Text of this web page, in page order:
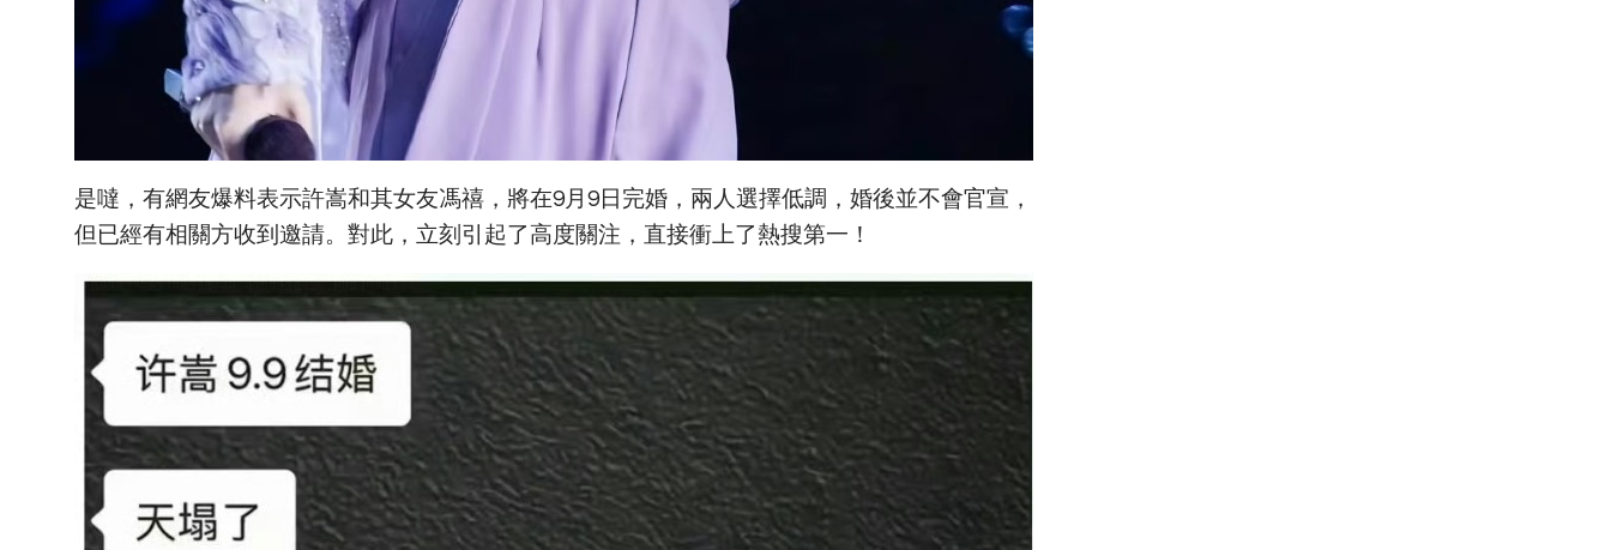
是噠，有網友爆料表示許嵩和其女友馮禧，將在9月9日完婚，兩人選擇低調，婚後並不會官宣，
但已經有相關方收到邀請。對此，立刻引起了高度關注，直接衝上了熱搜第一！